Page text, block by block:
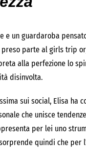
e un guardaroba
preso parte al girls trip
alla perfezione lo
disinvolta.
sui social, Elisa ha
che unisce
per lei uno
quindi che per